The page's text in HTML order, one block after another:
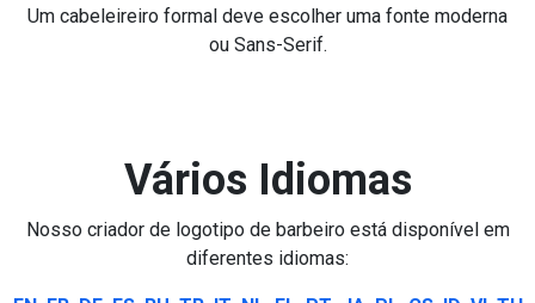
Um cabeleireiro formal deve escolher uma fonte moderna
ou Sans-Serif.
Vários Idiomas
Nosso criador de logotipo de barbeiro está disponível em
diferentes idiomas: